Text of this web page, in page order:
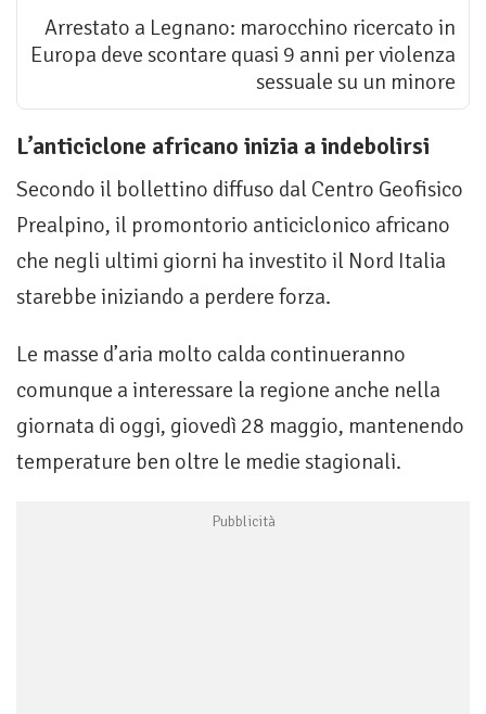
Arrestato a Legnano: marocchino ricercato in
Europa deve scontare quasi 9 anni per violenza
sessuale su un minore
L’anticiclone africano inizia a indebolirsi
Secondo il bollettino diffuso dal Centro Geofisico
Prealpino, il promontorio anticiclonico africano
che negli ultimi giorni ha investito il Nord Italia
starebbe iniziando a perdere forza.
Le masse d’aria molto calda continueranno
comunque a interessare la regione anche nella
giornata di oggi, giovedì 28 maggio, mantenendo
temperature ben oltre le medie stagionali.